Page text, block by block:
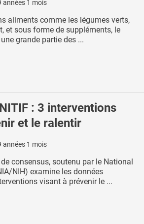
années 1 mois
aliments comme les légumes verts,
et sous forme de suppléments, le
grande partie des ...
: 3 interventions
et le ralentir
années 1 mois
consensus, soutenu par le National
NIH) examine les données
visant à prévenir le ...